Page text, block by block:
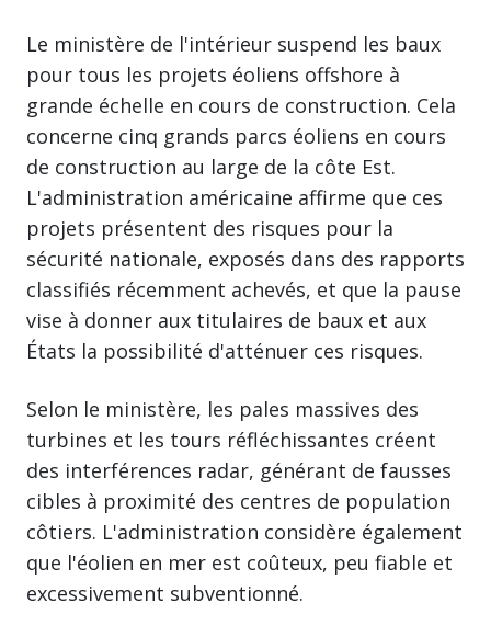
Le ministère de l'intérieur suspend les baux
pour tous les projets éoliens offshore à
grande échelle en cours de construction. Cela
concerne cinq grands parcs éoliens en cours
de construction au large de la côte Est.
L'administration américaine affirme que ces
projets présentent des risques pour la
sécurité nationale, exposés dans des rapports
classifiés récemment achevés, et que la pause
vise à donner aux titulaires de baux et aux
États la possibilité d'atténuer ces risques.
Selon le ministère, les pales massives des
turbines et les tours réfléchissantes créent
des interférences radar, générant de fausses
cibles à proximité des centres de population
côtiers. L'administration considère également
que l'éolien en mer est coûteux, peu fiable et
excessivement subventionné.